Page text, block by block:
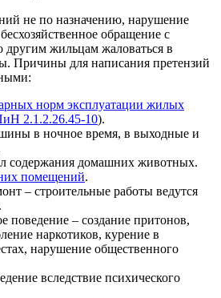
не по назначению, нарушение
обращение с
жильцам жаловаться в
Причины для написания претензий
норм эксплуатации жилых
2.1.2.26.45-10).
в ночное время, в выходные и
содержания домашних животных.
помещений.
– строительные работы ведутся
поведение – создание притонов,
наркотиков, курение в
нарушение общественного
вследствие психического